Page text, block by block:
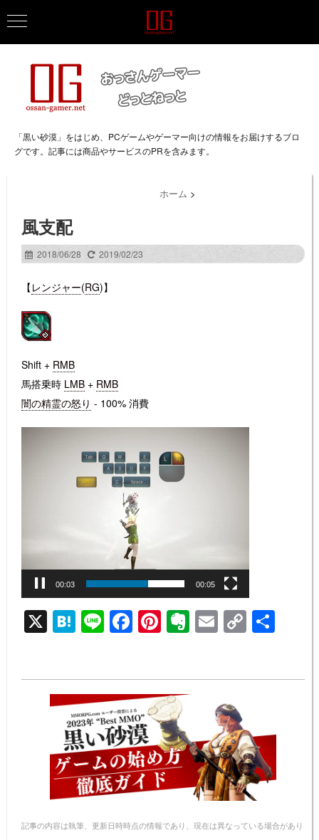
「黒い砂漠」をはじめ、PCゲームやゲーマー向けの情報をお届けするブロ
グです。記事には商品やサービスのPRを含みます。
ホーム >
風支配
2018/06/28 2019/02/23
【 レンジャー(RG)】
Shift + RMB
馬搭乗時 LMB + RMB
闇の精霊の怒り - 100% 消費
00:04 00:05
X H
at
n
a
Li
n
F
a
e
b
o
o
k
Pi
nt
e
st
E
v
n
e
E
m
C
o
y
n
k
記事の内容は執筆、更新日時時点の情報であり、現在は異なっている場合があり